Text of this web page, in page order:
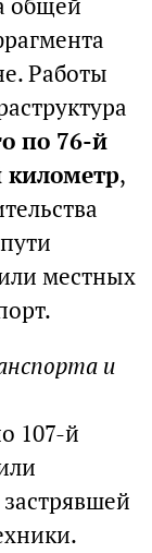
общей
Работы
по 76-й
километр,
местных
и
107-й